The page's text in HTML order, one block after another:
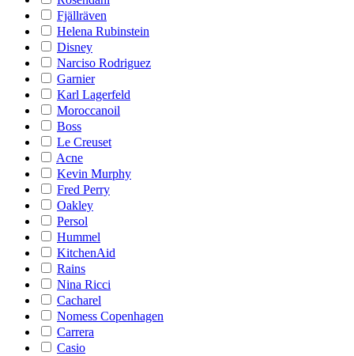
Fjällräven
Helena Rubinstein
Disney
Narciso Rodriguez
Garnier
Karl Lagerfeld
Moroccanoil
Boss
Le Creuset
Acne
Kevin Murphy
Fred Perry
Oakley
Persol
Hummel
KitchenAid
Rains
Nina Ricci
Cacharel
Nomess Copenhagen
Carrera
Casio